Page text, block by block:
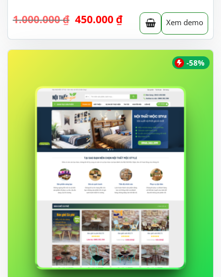
1.000.000₫ Giá
là:
1.000.000 ₫.
450.000 ₫Giá
hiện
tại
là:
Xem demo
-58%